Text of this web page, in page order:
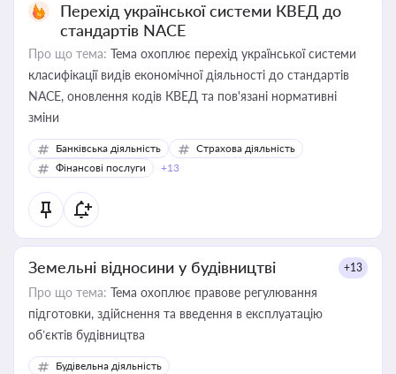
Перехід української системи КВЕД до
стандартів NACE
Про що тема: Тема охоплює перехід української системи
класифікації видів економічної діяльності до стандартів
NACE, оновлення кодів КВЕД та пов'язані нормативні
зміни
Банківська діяльність
Страхова діяльність
Фінансові послуги
+13
Земельні відносини у будівництві +13
Про що тема: Тема охоплює правове регулювання
підготовки, здійснення та введення в експлуатацію
об’єктів будівництва
Будівельна діяльність